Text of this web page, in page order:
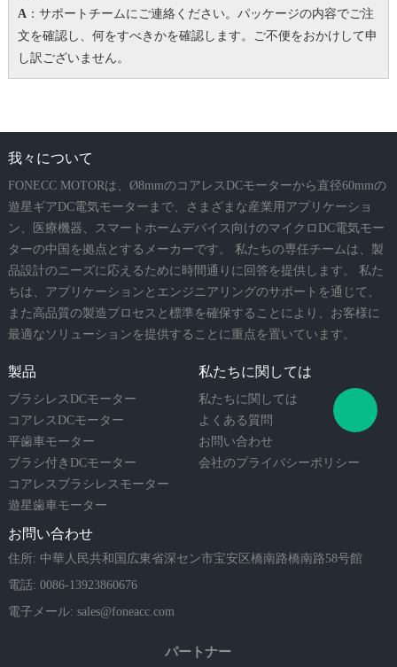
A：サポートチームにご連絡ください。パッケージの内容でご注
文を確認し、何をすべきかを確認します。 ご不便をおかけして申
し訳ございません。
我々について
FONECC MOTORは、Ø8mmのコアレスDCモーターから直径60mmの
遊星ギアDC電気モーターまで、さまざまな産業用アプリケーショ
ン、医療機器、スマートホームデバイス向けのマイクロDC電気モー
ターの中国を拠点とするメーカーです。 私たちの専任チームは、製
品設計のニーズに応えるために時間通りに回答を提供します。 私た
ちは、アプリケーションとエンジニアリングのサポートを通じて、
また高品質の製造プロセスと標準を確保することにより、お客様に
最適なソリューションを提供することに重点を置いています。
製品
ブラシレスDCモーター
コアレスDCモーター
平歯車モーター
ブラシ付きDCモーター
コアレスブラシレスモーター
遊星歯車モーター
私たちに関しては
私たちに関しては
よくある質問
お問い合わせ
会社のプライバシーポリシー
お問い合わせ
住所: 中華人民共和国広東省深セン市宝安区橋南路橋南路58号館
電話: 0086-13923860676
電子メール: sales@foneacc.com
パートナー